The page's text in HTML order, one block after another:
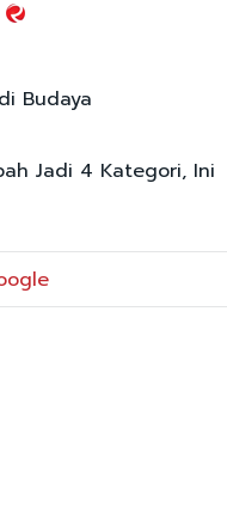
Budaya
Jadi 4 Kategori, Ini